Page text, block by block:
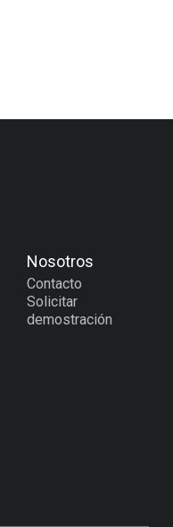
Nosotros
Contacto
Solicitar
demostración